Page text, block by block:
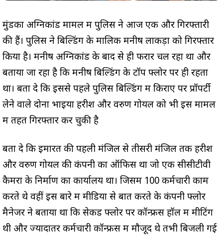
मुंडका अग्निकांड मामलें में पुलिस ने आज एक और गिरफ्तारी
की हैं। पुलिस ने बिल्डिंग के मालिक मनीष लाकड़ा को गिरफ्तार
किया है। मनीष अग्निकांड के बाद से ही फरार चल रहा था और
बताया जा रहा है कि मनीष बिल्डिंग के टॉप फ्लोर पर ही रहता
था। बता दे कि इससे पहले पुलिस बिल्डिंग में किराए पर प्रॉपर्टी
लेने वाले दोनों भाइयों हरीश और वरुण गोयल को भी इस मामलें
में तहत गिरफ्तार कर चुकी है
बता दे कि इमारत की पहली मंजिल से तीसरी मंजिल तक हरीश
और वरुण गोयल की कंपनी का ऑफिस था जो एक सीसीटीवी
कैमरों के निर्माण का कार्यालय था। जिसमें 100 कर्मचारी काम
करते थे वहीं इस बारे में मीडिया से बात करते के कंपनी फ्लोर
मैनेजर ने बताया था कि सेकेंड फ्लोर पर कॉन्फ्रेंस हॉल में मीटिंग
थी और ज्यादातर कर्मचारी कॉन्फ्रेंस में मौजूद थे तभी बिजली गई